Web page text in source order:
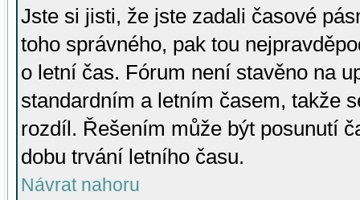
Jste si jisti, že jste zadali časové
toho správného, pak tou
o letní čas. Fórum není stavěno na
standardním a letním časem, takže
rozdíl. Řešením může být posunutí
dobu trvání letního času.
Návrat nahoru